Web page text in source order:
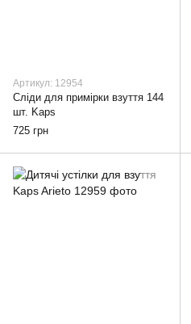
Артикул: 12954
Сліди для примірки взуття 144
шт. Kaps
725 грн